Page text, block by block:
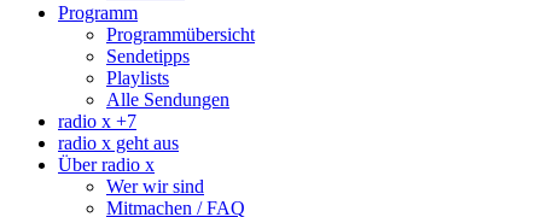
Programm
Programmübersicht
Sendetipps
Playlists
Alle Sendungen
radio x +7
radio x geht aus
Über radio x
Wer wir sind
Mitmachen / FAQ